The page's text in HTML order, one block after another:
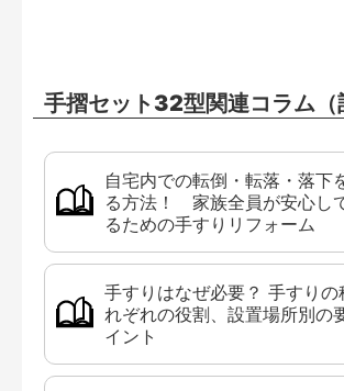
手摺セット32型関連コラム（
自宅内での転倒・転落・落下
る方法！ 家族全員が安心し
るための手すりリフォーム
手すりはなぜ必要？ 手すりの
れぞれの役割、設置場所別の
イント